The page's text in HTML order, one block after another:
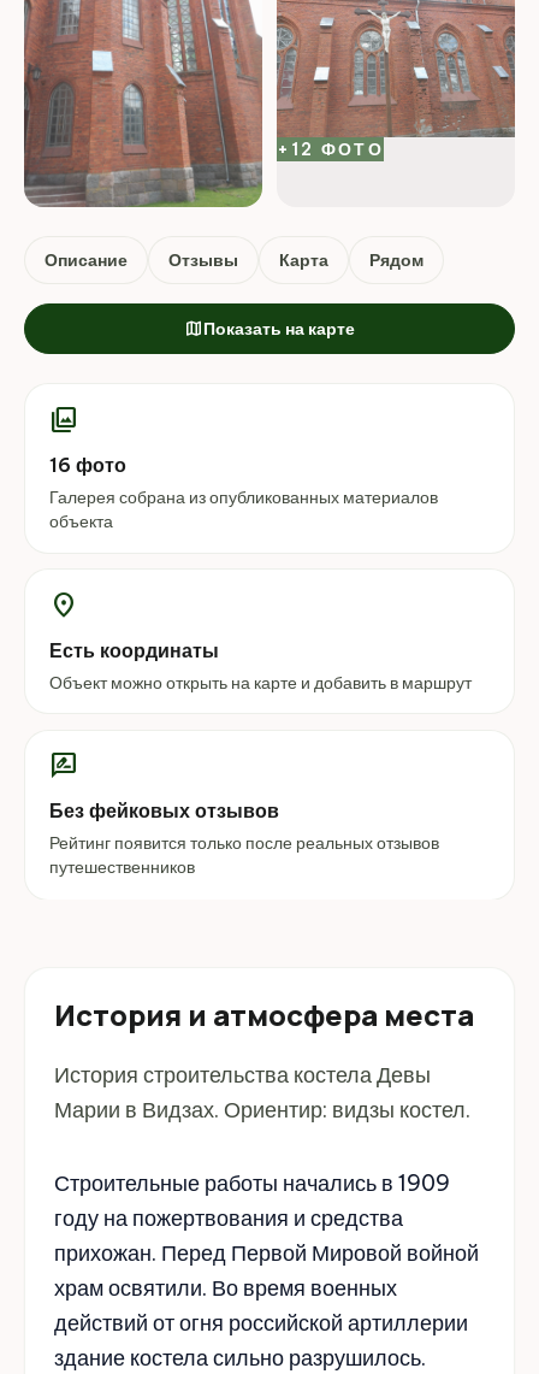
+12 ФОТО
Описание Отзывы Карта Рядом
mapПоказать на карте
photo_library
16 фото
Галерея собрана из опубликованных материалов
объекта
location_on
Есть координаты
Объект можно открыть на карте и добавить в маршрут
rate_review
Без фейковых отзывов
Рейтинг появится только после реальных отзывов
путешественников
История и атмосфера места
История строительства костела Девы
Марии в Видзах. Ориентир: видзы костел.
Строительные работы начались в 1909
году на пожертвования и средства
прихожан. Перед Первой Мировой войной
храм освятили. Во время военных
действий от огня российской артиллерии
здание костела сильно разрушилось.